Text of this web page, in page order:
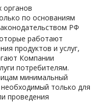
органов
по основаниям
РФ
работают
продуктов и услуг,
Компании
потребителям.
минимальный
только для
проведения